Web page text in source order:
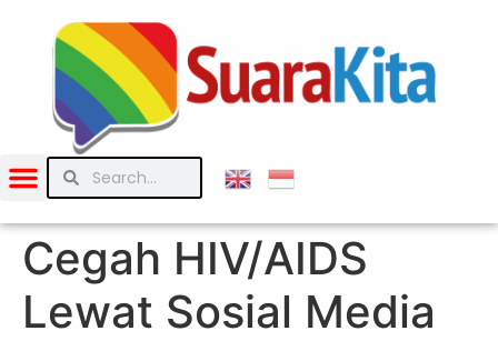
Cegah HIV/AIDS
Lewat Sosial Media